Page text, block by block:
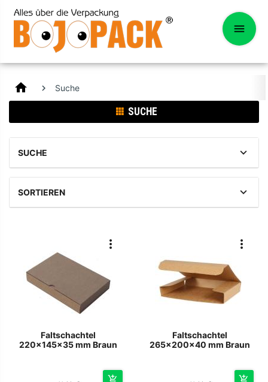
home Suche
SUCHE
SUCHE
SORTIEREN
Faltschachtel
220x145x35 mm Braun
Faltschachtel
265x200x40 mm Braun